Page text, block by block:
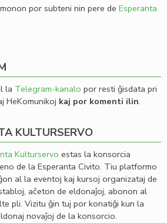
por subteni nin pere de Esperanta
la Telegram-kanalo por resti ĝisdata pri
HeKomunikoj kaj por komenti ilin.
KULTURSERVO
Kulturservo estas la konsorcia
de la Esperanta Civito. Tiu platformo
al la eventoj kaj kursoj organizataj de
aĉeton de eldonaĵoj, abonon al
pli. Vizitu ĝin tuj por konatiĝi kun la
novaĵoj de la konsorcio.